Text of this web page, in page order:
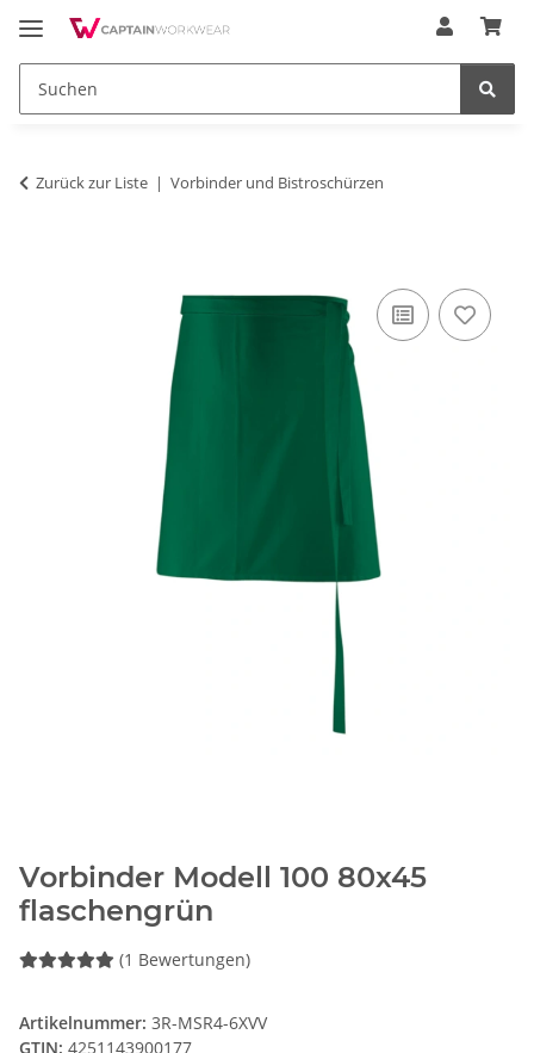
Zurück zur Liste Vorbinder und Bistroschürzen
Vorbinder Modell 100 80x45
flaschengrün
(1 Bewertungen)
Artikelnummer: 3R-MSR4-6XVV
GTIN: 4251143900177